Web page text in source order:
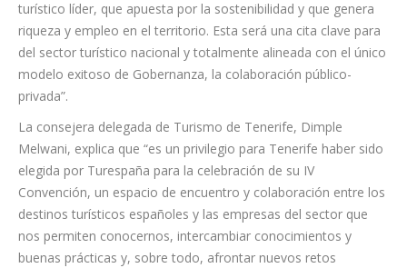
el territorio. Tenerife es referencia del turismo nacional e
internacional”. Afonso insiste en que “la isla es un destino
turístico líder, que apuesta por la sostenibilidad y que genera
riqueza y empleo en el territorio. Esta será una cita clave para
del sector turístico nacional y totalmente alineada con el único
modelo exitoso de Gobernanza, la colaboración público-
privada”.
La consejera delegada de Turismo de Tenerife, Dimple
Melwani, explica que “es un privilegio para Tenerife haber sido
elegida por Turespaña para la celebración de su IV
Convención, un espacio de encuentro y colaboración entre los
destinos turísticos españoles y las empresas del sector que